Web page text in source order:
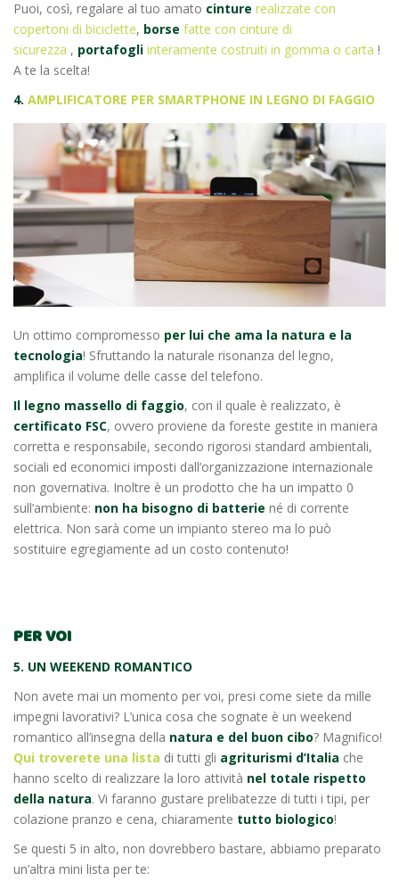
Puoi, così, regalare al tuo amato cinture realizzate con
copertoni di biciclette, borse fatte con cinture di
sicurezza , portafogli interamente costruiti in gomma o carta !
A te la scelta!
4. AMPLIFICATORE PER SMARTPHONE IN LEGNO DI FAGGIO
Un ottimo compromesso per lui che ama la natura e la
tecnologia! Sfruttando la naturale risonanza del legno,
amplifica il volume delle casse del telefono.
Il legno massello di faggio, con il quale è realizzato, è
certificato FSC, ovvero proviene da foreste gestite in maniera
corretta e responsabile, secondo rigorosi standard ambientali,
sociali ed economici imposti dall’organizzazione internazionale
non governativa. Inoltre è un prodotto che ha un impatto 0
sull’ambiente: non ha bisogno di batterie né di corrente
elettrica. Non sarà come un impianto stereo ma lo può
sostituire egregiamente ad un costo contenuto!
PER VOI
5. UN WEEKEND ROMANTICO
Non avete mai un momento per voi, presi come siete da mille
impegni lavorativi? L’unica cosa che sognate è un weekend
romantico all’insegna della natura e del buon cibo? Magnifico!
Qui troverete una lista di tutti gli agriturismi d’Italia che
hanno scelto di realizzare la loro attività nel totale rispetto
della natura. Vi faranno gustare prelibatezze di tutti i tipi, per
colazione pranzo e cena, chiaramente tutto biologico!
Se questi 5 in alto, non dovrebbero bastare, abbiamo preparato
un’altra mini lista per te: